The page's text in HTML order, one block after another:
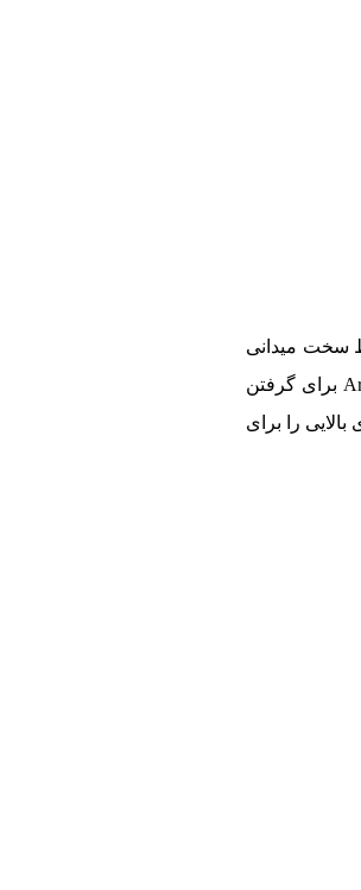
سخت میدانی
تضمین می‌کند. امکان نصب لوازم جانبی مانند نور، میکروفون و مانیتور روی ریل‌های ناتو وجود دارد. دسته بالایی قابل تنظیم و رابط Arri برای گرفتن
را برای